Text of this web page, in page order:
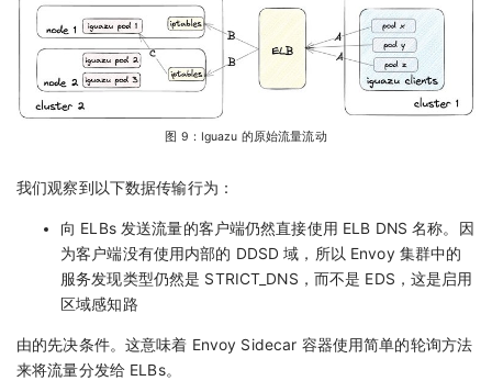
图 9：Iguazu 的原始流量流动
我们观察到以下数据传输行为：
向 ELBs 发送流量的客户端仍然直接使用 ELB DNS 名称。因
为客户端没有使用内部的 DDSD 域，所以 Envoy 集群中的
服务发现类型仍然是 STRICT_DNS，而不是 EDS，这是启用
区域感知路
由的先决条件。这意味着 Envoy Sidecar 容器使用简单的轮询方法
来将流量分发给 ELBs。